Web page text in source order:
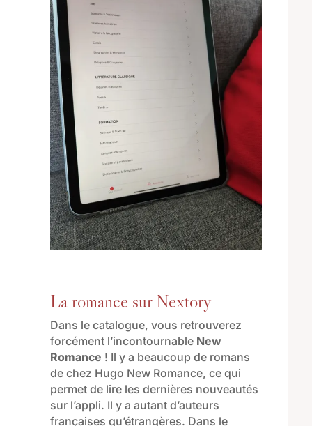
La romance sur Nextory
Dans le catalogue, vous retrouverez
forcément l’incontournable New
Romance ! Il y a beaucoup de romans
de chez Hugo New Romance, ce qui
permet de lire les dernières nouveautés
sur l’appli. Il y a autant d’auteurs
françaises qu’étrangères. Dans le